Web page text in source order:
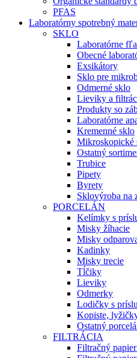
PFAS
Laboratórny spotrebný
SKLO
Laboratórne
Obecné
Exsikátory
Sklo pre
Odmerné sklo
Lieviky a
Produkty so
Laboratórne
Kremenné sklo
Mikroskopické
Ostatný
Trubice
Pipety
Byrety
Sklovýroba na
PORCELÁN
Kelímky s
Misky žíhacie
Misky
Kadinky
Misky trecie
Tĺčiky
Lieviky
Odmerky
Lodičky s
Kopiste,
Ostatný
FILTRÁCIA
Filtračný